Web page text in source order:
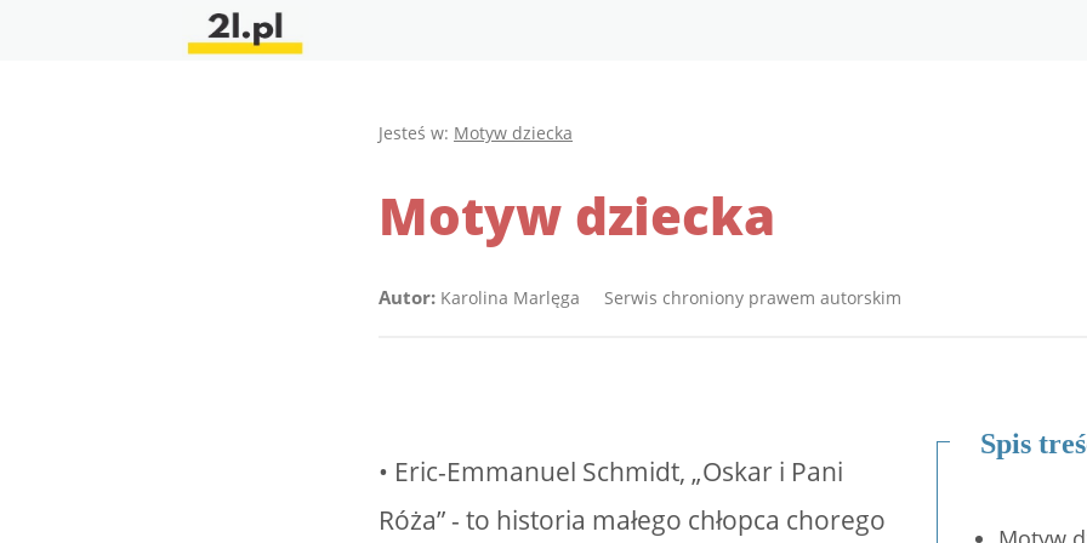
Jesteś w: Motyw dziecka
Motyw dziecka
Autor: Karolina Marlęga Serwis chroniony prawem autorskim
Spis
• Eric-Emmanuel Schmidt, „Oskar i Pani
Róża” - to historia małego chłopca chorego